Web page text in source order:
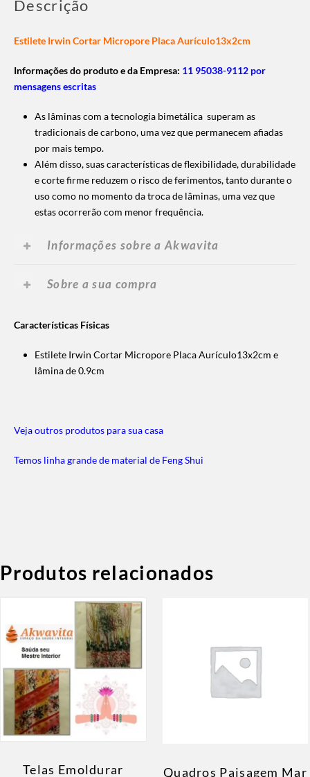
Descrição
Estilete Irwin Cortar Micropore Placa Aurículo13x2cm
Informações do produto e da Empresa: 11 95038-9112 por
mensagens escritas
As lâminas com a tecnologia bimetálica superam as
tradicionais de carbono, uma vez que permanecem afiadas
por mais tempo.
Além disso, suas características de flexibilidade, durabilidade
e corte firme reduzem o risco de ferimentos, tanto durante o
uso como no momento da troca de lâminas, uma vez que
estas ocorrerão com menor frequência.
Informações sobre a Akwavita
Sobre a sua compra
Características Físicas
Estilete Irwin Cortar Micropore Placa Aurículo13x2cm e
lâmina de 0.9cm
Veja outros produtos para sua casa
Temos linha grande de material de Feng Shui
Produtos relacionados
Telas Emoldurar Quadros Paisagem Mar